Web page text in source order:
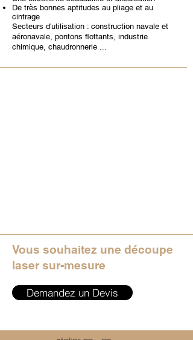
De très bonnes aptitudes au pliage et au
cintrage
Secteurs d'utilisation : construction navale et
aéronavale, pontons flottants, industrie
chimique, chaudronnerie ...
Vous souhaitez une découpe
laser sur-mesure
Demandez un Devis